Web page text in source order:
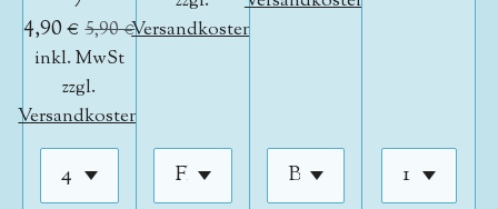
4,90 € 5,90 €
inkl. MwSt
zzgl.
Versandkosten
Versandkosten